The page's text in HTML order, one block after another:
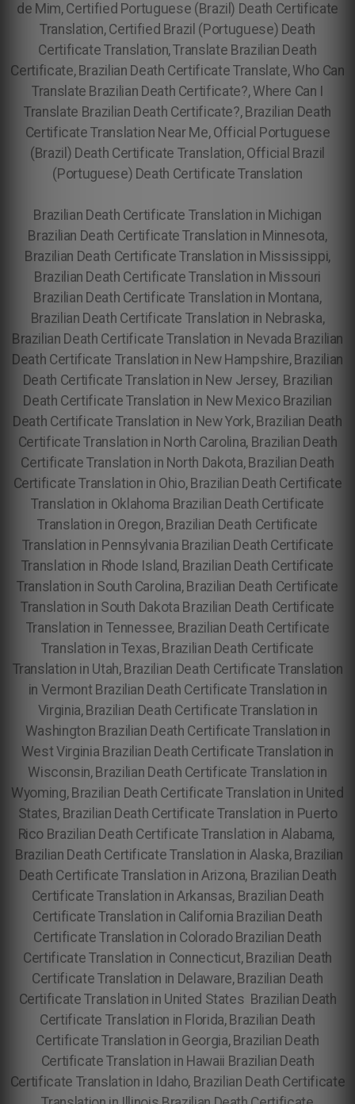
de Mim, Certified Portuguese (Brazil) Death Certificate
Translation, Certified Brazil (Portuguese) Death
Certificate Translation, Translate Brazilian Death
Certificate, Brazilian Death Certificate Translate, Who Can
Translate Brazilian Death Certificate?, Where Can I
Translate Brazilian Death Certificate?, Brazilian Death
Certificate Translation Near Me, Official Portuguese
(Brazil) Death Certificate Translation, Official Brazil
(Portuguese) Death Certificate Translation
Brazilian Death Certificate Translation in Michigan
Brazilian Death Certificate Translation in Minnesota,
Brazilian Death Certificate Translation in Mississippi,
Brazilian Death Certificate Translation in Missouri
Brazilian Death Certificate Translation in Montana,
Brazilian Death Certificate Translation in Nebraska,
Brazilian Death Certificate Translation in Nevada Brazilian
Death Certificate Translation in New Hampshire, Brazilian
Death Certificate Translation in New Jersey, Brazilian
Death Certificate Translation in New Mexico Brazilian
Death Certificate Translation in New York, Brazilian Death
Certificate Translation in North Carolina, Brazilian Death
Certificate Translation in North Dakota, Brazilian Death
Certificate Translation in Ohio, Brazilian Death Certificate
Translation in Oklahoma Brazilian Death Certificate
Translation in Oregon, Brazilian Death Certificate
Translation in Pennsylvania Brazilian Death Certificate
Translation in Rhode Island, Brazilian Death Certificate
Translation in South Carolina, Brazilian Death Certificate
Translation in South Dakota Brazilian Death Certificate
Translation in Tennessee, Brazilian Death Certificate
Translation in Texas, Brazilian Death Certificate
Translation in Utah, Brazilian Death Certificate Translation
in Vermont Brazilian Death Certificate Translation in
Virginia, Brazilian Death Certificate Translation in
Washington Brazilian Death Certificate Translation in
West Virginia Brazilian Death Certificate Translation in
Wisconsin, Brazilian Death Certificate Translation in
Wyoming, Brazilian Death Certificate Translation in United
States, Brazilian Death Certificate Translation in Puerto
Rico Brazilian Death Certificate Translation in Alabama,
Brazilian Death Certificate Translation in Alaska, Brazilian
Death Certificate Translation in Arizona, Brazilian Death
Certificate Translation in Arkansas, Brazilian Death
Certificate Translation in California Brazilian Death
Certificate Translation in Colorado Brazilian Death
Certificate Translation in Connecticut, Brazilian Death
Certificate Translation in Delaware, Brazilian Death
Certificate Translation in United States Brazilian Death
Certificate Translation in Florida, Brazilian Death
Certificate Translation in Georgia, Brazilian Death
Certificate Translation in Hawaii Brazilian Death
Certificate Translation in Idaho, Brazilian Death Certificate